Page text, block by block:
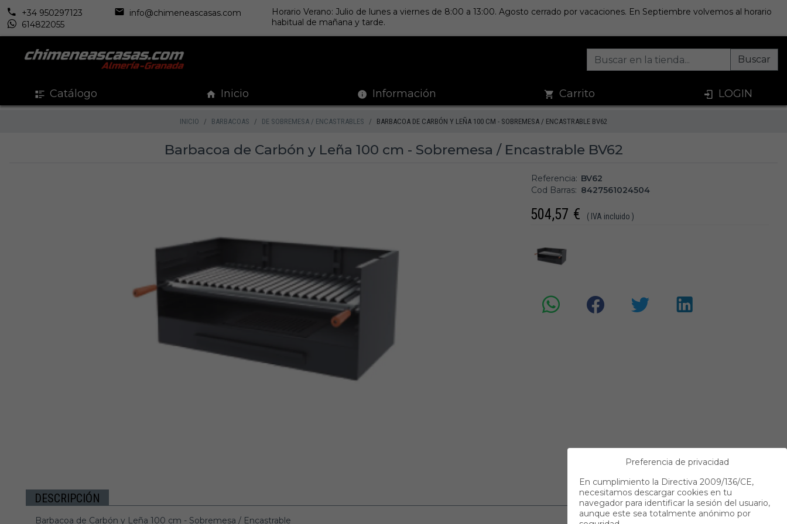
+34 950297123
info@chimeneascasas.com
614822055
Horario Verano: Julio de lunes a viernes de 8:00 a 13:00. Agosto cerrado por vacaciones. En Septiembre volvemos al horario
habitual de mañana y tarde.
Buscar
Catálogo Inicio Información Carrito LOGIN
INICIO BARBACOAS DE SOBREMESA / ENCASTRABLES BARBACOA DE CARBÓN Y LEÑA 100 CM - SOBREMESA / ENCASTRABLE BV62
Barbacoa de Carbón y Leña 100 cm - Sobremesa / Encastrable BV62
Referencia: BV62
Cod Barras: 8427561024504
504,57 € ( IVA incluido )
DESCRIPCIÓN
Barbacoa de Carbón y Leña 100 cm - Sobremesa / Encastrable
Preferencia de privacidad
En cumplimiento la Directiva 2009/136/CE,
necesitamos descargar cookies en tu
navegador para identificar la sesión del usuario,
aunque este sea totalmente anónimo por